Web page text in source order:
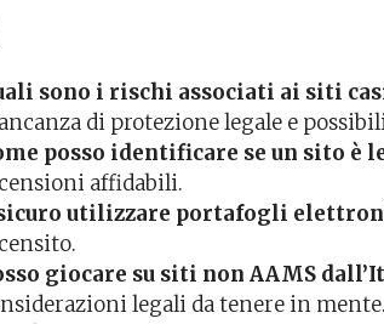
sono i rischi associati ai siti
di protezione legale e
posso identificare se un sito è
affidabili.
utilizzare portafogli
giocare su siti non AAMS
legali da tenere in mente.